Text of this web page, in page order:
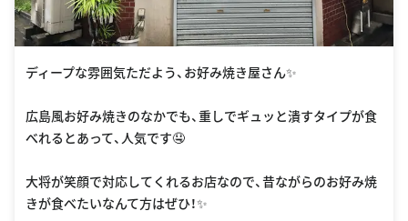
ディープな雰囲気ただよう、お好み焼き屋さん✨
広島風お好み焼きのなかでも、重しでギュッと潰すタイプが食
べれるとあって、人気です🤤
大将が笑顔で対応してくれるお店なので、昔ながらのお好み焼
きが食べたいなんて方はぜひ！✨